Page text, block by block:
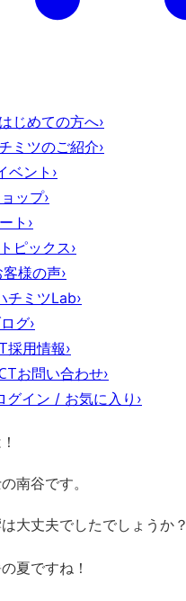
はじめての方へ›
ミツのご紹介›
ベント ›
ップ›
ト ›
トピックス›
客様の声›
チミツLab›
グ›
採用情報›
お問い合わせ›
グイン / お気に入り ›
南谷です。
大丈夫でしたでしょうか？
夏ですね！